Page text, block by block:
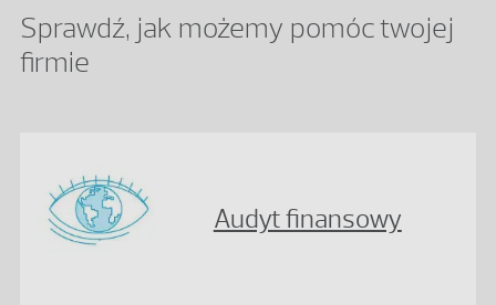
Sprawdź, jak możemy pomóc twojej
firmie
Audyt finansowy